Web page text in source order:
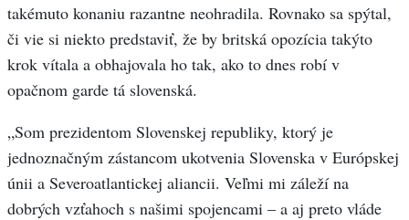
takémuto konaniu razantne neohradila. Rovnako sa spýtal,
či vie si niekto predstaviť, že by britská opozícia takýto
krok vítala a obhajovala ho tak, ako to dnes robí v
opačnom garde tá slovenská.
„Som prezidentom Slovenskej republiky, ktorý je
jednoznačným zástancom ukotvenia Slovenska v Európskej
únii a Severoatlantickej aliancii. Veľmi mi záleží na
dobrých vzťahoch s našimi spojencami – a aj preto vláde